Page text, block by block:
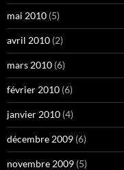
mai 2010 (5)
avril 2010 (2)
mars 2010 (6)
février 2010 (6)
janvier 2010 (4)
décembre 2009 (6)
novembre 2009 (5)